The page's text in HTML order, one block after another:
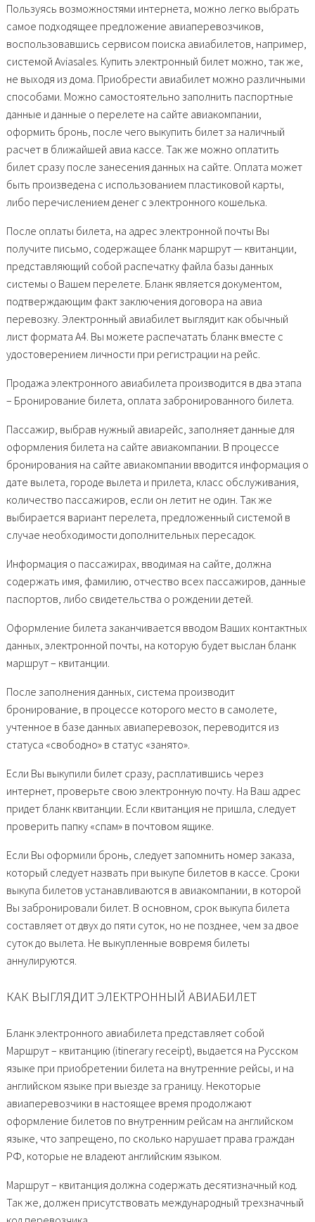
Пользуясь возможностями интернета, можно легко выбрать
самое подходящее предложение авиаперевозчиков,
воспользовавшись сервисом поиска авиабилетов, например,
системой Aviasales. Купить электронный билет можно, так же,
не выходя из дома. Приобрести авиабилет можно различными
способами. Можно самостоятельно заполнить паспортные
данные и данные о перелете на сайте авиакомпании,
оформить бронь, после чего выкупить билет за наличный
расчет в ближайшей авиа кассе. Так же можно оплатить
билет сразу после занесения данных на сайте. Оплата может
быть произведена с использованием пластиковой карты,
либо перечислением денег с электронного кошелька.
После оплаты билета, на адрес электронной почты Вы
получите письмо, содержащее бланк маршрут — квитанции,
представляющий собой распечатку файла базы данных
системы о Вашем перелете. Бланк является документом,
подтверждающим факт заключения договора на авиа
перевозку. Электронный авиабилет выглядит как обычный
лист формата А4. Вы можете распечатать бланк вместе с
удостоверением личности при регистрации на рейс.
Продажа электронного авиабилета производится в два этапа
– Бронирование билета, оплата забронированного билета.
Пассажир, выбрав нужный авиарейс, заполняет данные для
оформления билета на сайте авиакомпании. В процессе
бронирования на сайте авиакомпании вводится информация о
дате вылета, городе вылета и прилета, класс обслуживания,
количество пассажиров, если он летит не один. Так же
выбирается вариант перелета, предложенный системой в
случае необходимости дополнительных пересадок.
Информация о пассажирах, вводимая на сайте, должна
содержать имя, фамилию, отчество всех пассажиров, данные
паспортов, либо свидетельства о рождении детей.
Оформление билета заканчивается вводом Ваших контактных
данных, электронной почты, на которую будет выслан бланк
маршрут – квитанции.
После заполнения данных, система производит
бронирование, в процессе которого место в самолете,
учтенное в базе данных авиаперевозок, переводится из
статуса «свободно» в статус «занято».
Если Вы выкупили билет сразу, расплатившись через
интернет, проверьте свою электронную почту. На Ваш адрес
придет бланк квитанции. Если квитанция не пришла, следует
проверить папку «спам» в почтовом ящике.
Если Вы оформили бронь, следует запомнить номер заказа,
который следует назвать при выкупе билетов в кассе. Сроки
выкупа билетов устанавливаются в авиакомпании, в которой
Вы забронировали билет. В основном, срок выкупа билета
составляет от двух до пяти суток, но не позднее, чем за двое
суток до вылета. Не выкупленные вовремя билеты
аннулируются.
КАК ВЫГЛЯДИТ ЭЛЕКТРОННЫЙ АВИАБИЛЕТ
Бланк электронного авиабилета представляет собой
Маршрут – квитанцию (itinerary receipt), выдается на Русском
языке при приобретении билета на внутренние рейсы, и на
английском языке при выезде за границу. Некоторые
авиаперевозчики в настоящее время продолжают
оформление билетов по внутренним рейсам на английском
языке, что запрещено, по сколько нарушает права граждан
РФ, которые не владеют английским языком.
Маршрут – квитанция должна содержать десятизначный код.
Так же, должен присутствовать международный трехзначный